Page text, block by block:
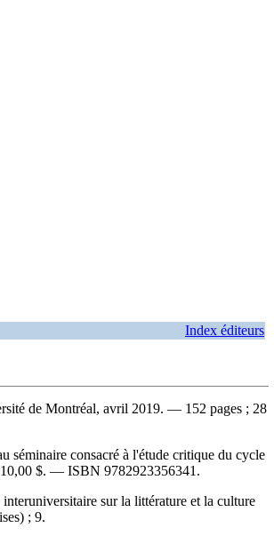
Index éditeurs
de Montréal, avril 2019. — 152 pages ; 28
séminaire consacré à l'étude critique du cycle
10,00 $. — ISBN 9782923356341 .
sur la littérature et la culture
; 9.